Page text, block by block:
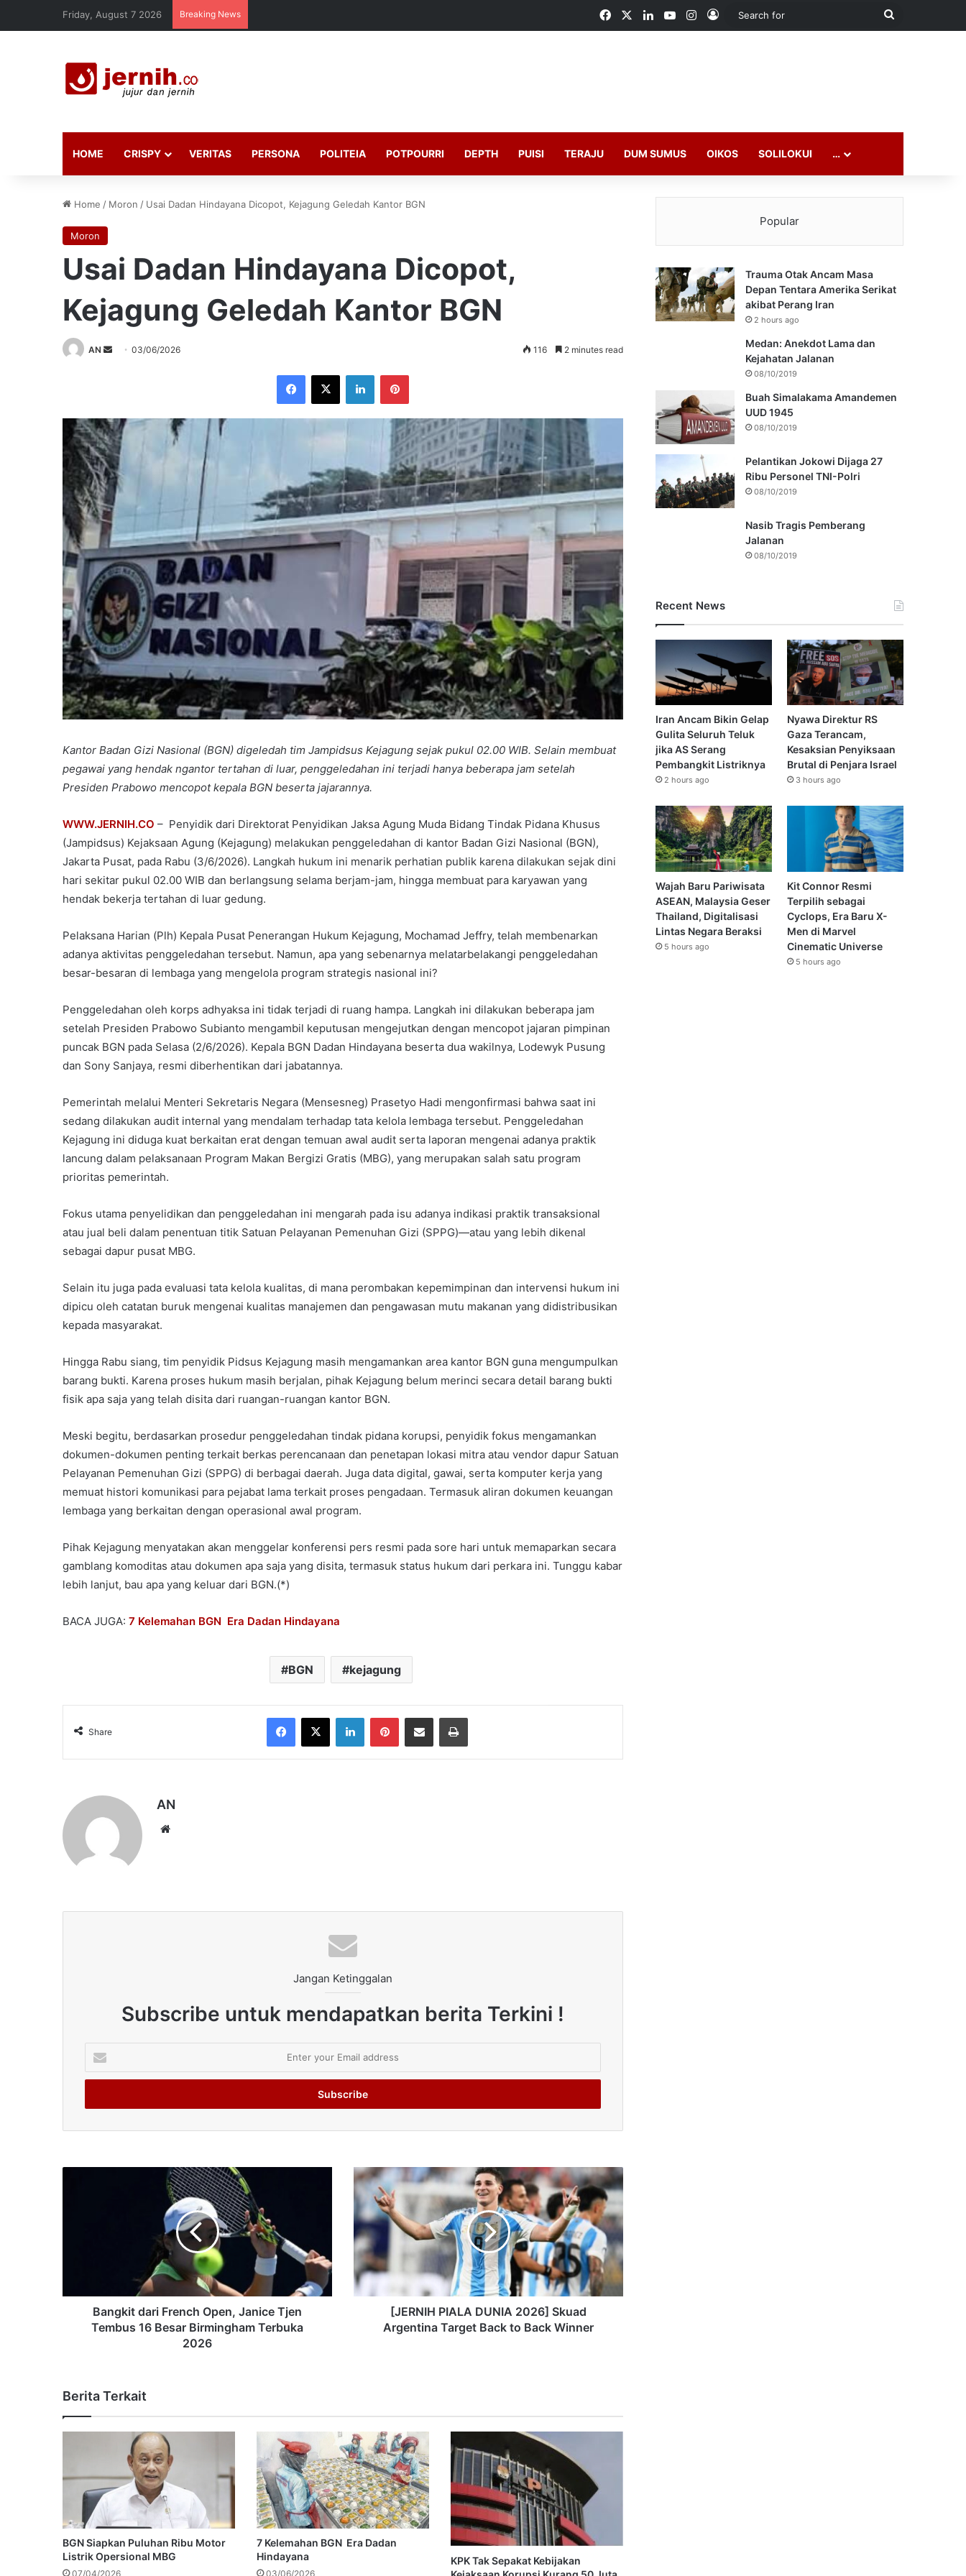
Friday, August 7 2026 Breaking News FacebookLinkedInYouTubeInstagram
Log In
Search
HOME CRISPY VERITAS PERSONA POLITEIA POTPOURRI DEPTH PUISI TERAJU DUM SUMUS OIKOS SOLILOKUI …
Home / Moron / Usai Dadan Hindayana Dicopot, Kejagung Geledah Kantor BGN
Moron
Usai Dadan Hindayana Dicopot,
Kejagung Geledah Kantor BGN
AN
Send03/06/2026 116 2 minutes read
Facebook
X LinkedInPinterest
Kantor Badan Gizi Nasional (BGN) digeledah tim Jampidsus Kejagung sejak pukul 02.00 WIB. Selain membuat
pegawai yang hendak ngantor tertahan di luar, penggeledahan ini terjadi hanya beberapa jam setelah
Presiden Prabowo mencopot kepala BGN beserta jajarannya.
WWW.JERNIH.CO – Penyidik dari Direktorat Penyidikan Jaksa Agung Muda Bidang Tindak Pidana Khusus
(Jampidsus) Kejaksaan Agung (Kejagung) melakukan penggeledahan di kantor Badan Gizi Nasional (BGN),
Jakarta Pusat, pada Rabu (3/6/2026). Langkah hukum ini menarik perhatian publik karena dilakukan sejak dini
hari sekitar pukul 02.00 WIB dan berlangsung selama berjam-jam, hingga membuat para karyawan yang
hendak bekerja tertahan di luar gedung.
Pelaksana Harian (Plh) Kepala Pusat Penerangan Hukum Kejagung, Mochamad Jeffry, telah membenarkan
adanya aktivitas penggeledahan tersebut. Namun, apa yang sebenarnya melatarbelakangi penggeledahan
besar-besaran di lembaga yang mengelola program strategis nasional ini?
Penggeledahan oleh korps adhyaksa ini tidak terjadi di ruang hampa. Langkah ini dilakukan beberapa jam
setelah Presiden Prabowo Subianto mengambil keputusan mengejutkan dengan mencopot jajaran pimpinan
puncak BGN pada Selasa (2/6/2026). Kepala BGN Dadan Hindayana beserta dua wakilnya, Lodewyk Pusung
dan Sony Sanjaya, resmi diberhentikan dari jabatannya.
Pemerintah melalui Menteri Sekretaris Negara (Mensesneg) Prasetyo Hadi mengonfirmasi bahwa saat ini
sedang dilakukan audit internal yang mendalam terhadap tata kelola lembaga tersebut. Penggeledahan
Kejagung ini diduga kuat berkaitan erat dengan temuan awal audit serta laporan mengenai adanya praktik
lancung dalam pelaksanaan Program Makan Bergizi Gratis (MBG), yang merupakan salah satu program
prioritas pemerintah.
Fokus utama penyelidikan dan penggeledahan ini mengarah pada isu adanya indikasi praktik transaksional
atau jual beli dalam penentuan titik Satuan Pelayanan Pemenuhan Gizi (SPPG)—atau yang lebih dikenal
sebagai dapur pusat MBG.
Selain itu juga pada evaluasi tata kelola kualitas, di mana perombakan kepemimpinan dan intervensi hukum ini
dipicu oleh catatan buruk mengenai kualitas manajemen dan pengawasan mutu makanan yang didistribusikan
kepada masyarakat.
Hingga Rabu siang, tim penyidik Pidsus Kejagung masih mengamankan area kantor BGN guna mengumpulkan
barang bukti. Karena proses hukum masih berjalan, pihak Kejagung belum merinci secara detail barang bukti
fisik apa saja yang telah disita dari ruangan-ruangan kantor BGN.
Meski begitu, berdasarkan prosedur penggeledahan tindak pidana korupsi, penyidik fokus mengamankan
dokumen-dokumen penting terkait berkas perencanaan dan penetapan lokasi mitra atau vendor dapur Satuan
Pelayanan Pemenuhan Gizi (SPPG) di berbagai daerah. Juga data digital, gawai, serta komputer kerja yang
memuat histori komunikasi para pejabat lama terkait proses pengadaan. Termasuk aliran dokumen keuangan
lembaga yang berkaitan dengan operasional awal program.
Pihak Kejagung menyatakan akan menggelar konferensi pers resmi pada sore hari untuk memaparkan secara
gamblang komoditas atau dokumen apa saja yang disita, termasuk status hukum dari perkara ini. Tunggu kabar
lebih lanjut, bau apa yang keluar dari BGN.(*)
BACA JUGA: 7 Kelemahan BGN Era Dadan Hindayana
BGN kejagung
Share
Facebook
X LinkedInPinterestShare via Email Print
AN
Jangan Ketinggalan
Subscribe untuk mendapatkan berita Terkini !
your
Email
Bangkit dari French Open, Janice Tjen
Tembus 16 Besar Birmingham Terbuka
2026
[JERNIH PIALA DUNIA 2026] Skuad
Argentina Target Back to Back Winner
Berita Terkait
BGN Siapkan Puluhan Ribu Motor
Listrik Opersional MBG
07/04/2026
7 Kelemahan BGN Era Dadan
Hindayana
03/06/2026
KPK Tak Sepakat Kebijakan
Popular
Trauma Otak Ancam Masa
Depan Tentara Amerika Serikat
akibat Perang Iran
2 hours ago
Medan: Anekdot Lama dan
Kejahatan Jalanan
08/10/2019
Buah Simalakama Amandemen
UUD 1945
08/10/2019
Pelantikan Jokowi Dijaga 27
Ribu Personel TNI-Polri
08/10/2019
Nasib Tragis Pemberang
Jalanan
08/10/2019
Recent News
Iran Ancam Bikin Gelap
Gulita Seluruh Teluk
jika AS Serang
Pembangkit Listriknya
2 hours ago
Nyawa Direktur RS
Gaza Terancam,
Kesaksian Penyiksaan
Brutal di Penjara Israel
3 hours ago
Wajah Baru Pariwisata
ASEAN, Malaysia Geser
Thailand, Digitalisasi
Lintas Negara Beraksi
5 hours ago
Kit Connor Resmi
Terpilih sebagai
Cyclops, Era Baru X-
Men di Marvel
Cinematic Universe
5 hours ago